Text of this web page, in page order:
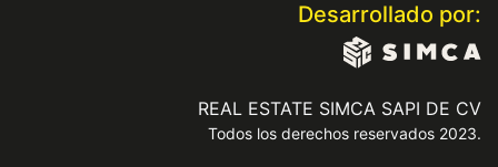
Desarrollado por:
REAL ESTATE SIMCA SAPI DE CV
Todos los derechos reservados 2023.